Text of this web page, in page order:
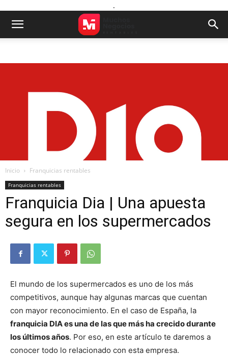
.
Inicio Franquicias rentables
Franquicias rentables
Franquicia Dia | Una apuesta
segura en los supermercados
El mundo de los supermercados es uno de los más
competitivos, aunque hay algunas marcas que cuentan
con mayor reconocimiento. En el caso de España, la
franquicia DIA es una de las que más ha crecido durante
los últimos años. Por eso, en este artículo te daremos a
conocer todo lo relacionado con esta empresa.